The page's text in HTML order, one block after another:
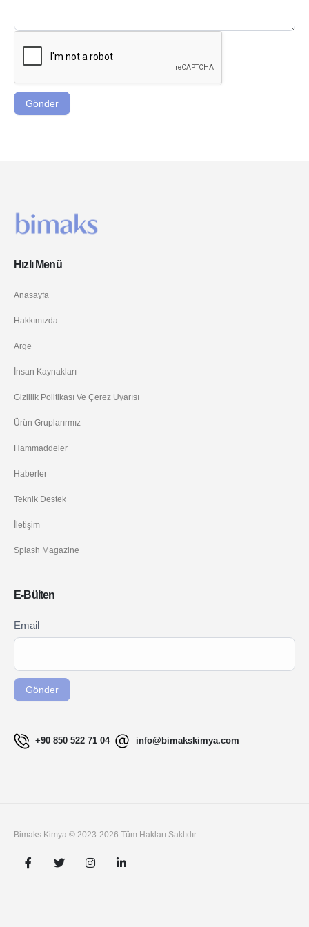
Gönder
Hızlı Menü
Anasayfa
Hakkımızda
Arge
İnsan Kaynakları
Gizlilik Politikası Ve Çerez Uyarısı
Ürün Gruplarırmız
Hammaddeler
Haberler
Teknik Destek
İletişim
Splash Magazine
E-Bülten
Newsletter
Signup
Email
Gönder
If you
are
this
+90 850 522 71 04 info@bimakskimya.com
Bimaks Kimya © 2023-2026 Tüm Hakları Saklıdır.